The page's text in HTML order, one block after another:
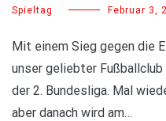
Spieltag Februar 3,
Mit einem Sieg gegen die
unser geliebter
der 2. Bundesliga. Mal
aber danach wird am…